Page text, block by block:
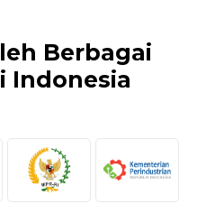
Berbagai
Indonesia